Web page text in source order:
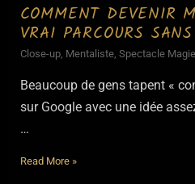
COMMENT DEVENIR
VRAI PARCOURS
Close-up, Mentaliste, Spectacle Magie
Beaucoup de gens tapent «
sur Google avec une idée
…
Comment
Read More »